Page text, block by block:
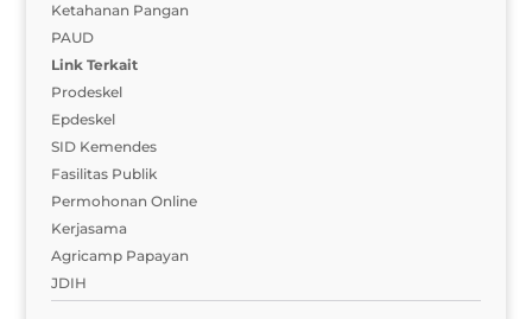
Ketahanan Pangan
PAUD
Link Terkait
Prodeskel
Epdeskel
SID Kemendes
Fasilitas Publik
Permohonan Online
Kerjasama
Agricamp Papayan
JDIH